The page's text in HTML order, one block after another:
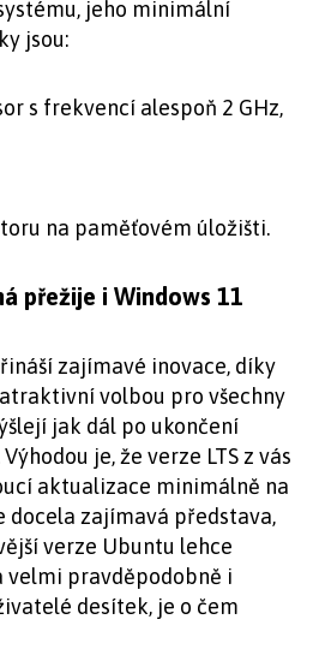
jeho minimální
jsou:
s frekvencí alespoň 2 GHz,
na paměťovém úložišti.
přežije i Windows 11
zajímavé inovace, díky
volbou pro všechny
jak dál po ukončení
je, že verze LTS z vás
aktualizace minimálně na
docela zajímavá představa,
verze Ubuntu lehce
velmi pravděpodobně i
desítek, je o čem